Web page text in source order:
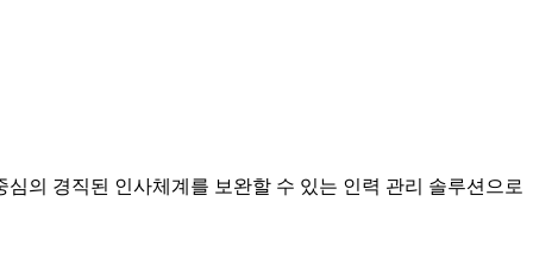
의 경직된 인사체계를 보완할 수 있는 인력 관리 솔루션으로